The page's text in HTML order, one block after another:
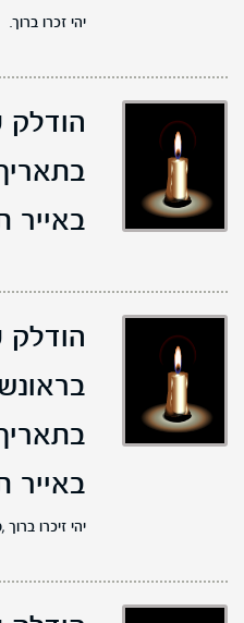
יהי זכרו ברוך.
הודלק
בתאריך 23/04/
באייר
הודלק
בתאריך 23/04/
באייר
יהי זיכרו